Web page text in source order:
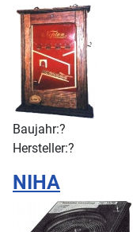
Baujahr:?
Hersteller:?
NIHA